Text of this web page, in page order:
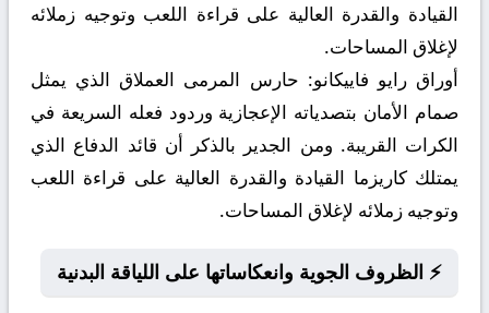
القيادة والقدرة العالية على قراءة اللعب وتوجيه زملائه
لإغلاق المساحات.
أوراق رايو فاييكانو: حارس المرمى العملاق الذي يمثل
صمام الأمان بتصدياته الإعجازية وردود فعله السريعة في
الكرات القريبة. ومن الجدير بالذكر أن قائد الدفاع الذي
يمتلك كاريزما القيادة والقدرة العالية على قراءة اللعب
وتوجيه زملائه لإغلاق المساحات.
⚡ الظروف الجوية وانعكاساتها على اللياقة البدنية